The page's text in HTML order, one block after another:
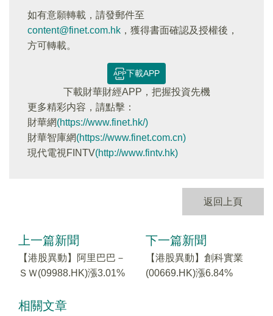
如有意願轉載，請發郵件至
content@finet.com.hk ，獲得書面確認及授權後，
方可轉載。
下載APP
下載財華財經APP，把握投資先機
更多精彩内容，請點擊：
財華網(https://www.finet.hk/)
財華智庫網(https://www.finet.com.cn)
現代電視FINTV(http://www.fintv.hk)
返回上頁
上一篇新聞
【港股異動】阿里巴巴－
ＳＷ(09988.HK)漲3.01%
下一篇新聞
【港股異動】創科實業
(00669.HK)漲6.84%
相關文章